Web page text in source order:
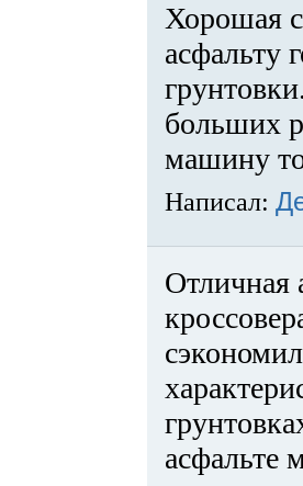
Хорошая
асфальту
больших
машину
Написал:
Отличная
асфальте